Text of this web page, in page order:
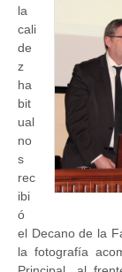
la
cali
de
z
ha
bit
ual
no
s
rec
ibi
ó
el Decano de la
la fotografía